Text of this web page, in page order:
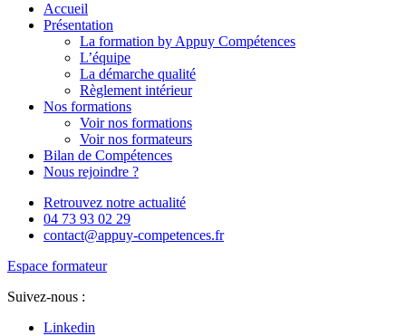
Accueil
Présentation
La formation by Appuy Compétences
L’équipe
La démarche qualité
Règlement intérieur
Nos formations
Voir nos formations
Voir nos formateurs
Bilan de Compétences
Nous rejoindre ?
Retrouvez notre actualité
04 73 93 02 29
contact@appuy-competences.fr
Espace formateur
Suivez-nous :
Linkedin